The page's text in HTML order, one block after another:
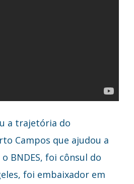
a trajetória do
Campos que ajudou a
BNDES, foi cônsul do
foi embaixador em